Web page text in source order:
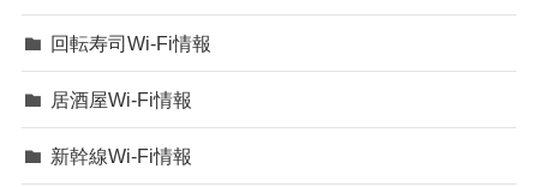
回転寿司Wi-Fi情報
居酒屋Wi-Fi情報
新幹線Wi-Fi情報